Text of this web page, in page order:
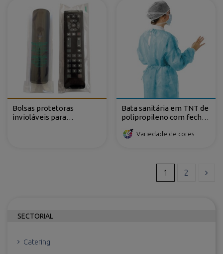
Bolsas protetoras
invioláveis para
Bata sanitária em TNT de
polipropileno com fecho
Variedade de cores
1 2
SECTORIAL
Catering